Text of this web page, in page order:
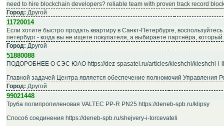
need to hire blockchain developers? reliable team with proven track record
Город: Другой
11720014
Если хотите быстро продать квартиру в Санкт-Петербурге, воспользуйтесь
петербург - когда вы не ищете покупателя, а выбираете партнёра, который
Город: Другой
51880088
ПОДОРОБНЕЕ О СЭС ЮАО https://dez-spasatel.ru/articles/kleshchi/kleshchi-i-
Главной задачей Центра является обеспечение полномочий Управления
Город: Другой
99021448
Труба полипропиленовая VALTEC PP-R PN25 https://deneb-spb.ru/klipsy
Способ соединения https://deneb-spb.ru/shejvery-i-torcevateli